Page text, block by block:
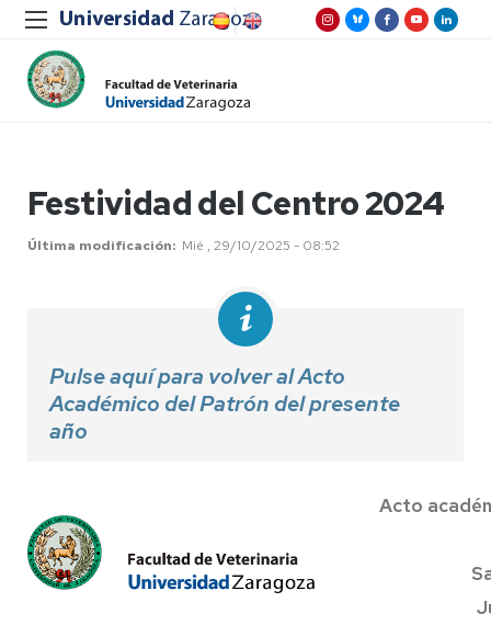
Festividad del Centro 2024
Última modificación Mié , 29/10/2025 - 08:52
Pulse aquí para volver al Acto
Académico del Patrón del presente
año
Acto